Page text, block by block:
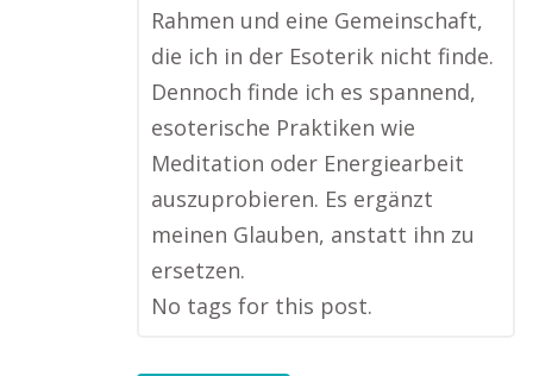
Rahmen und eine Gemeinschaft,
die ich in der Esoterik nicht finde.
Dennoch finde ich es spannend,
esoterische Praktiken wie
Meditation oder Energiearbeit
auszuprobieren. Es ergänzt
meinen Glauben, anstatt ihn zu
ersetzen.
No tags for this post.